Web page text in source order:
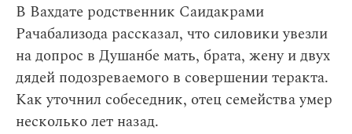
В Вахдате родственник Саидакрами
Рачабализода рассказал, что силовики увезли
на допрос в Душанбе мать, брата, жену и двух
дядей подозреваемого в совершении теракта.
Как уточнил собеседник, отец семейства умер
несколько лет назад.